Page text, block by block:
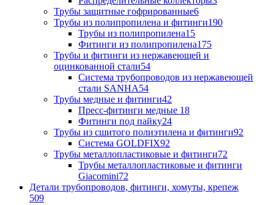
Трубы защитные гофрированные6
Трубы из полипропилена и фитинги190
Трубы из полипропилена15
Фитинги из полипропилена175
Трубы и фитинги из нержавеющей и
оцинкованной стали54
Система трубопроводов из нержавеющей
стали SANHA54
Трубы медные и фитинги42
Пресс-фитинги медные 18
Фитинги под пайку24
Трубы из сшитого полиэтилена и фитинги92
Система GOLDFIX92
Трубы металлопластиковые и фитинги72
Трубы металлопластиковые и фитинги
Giacomini72
Детали трубопроводов, фитинги, хомуты, крепеж
509